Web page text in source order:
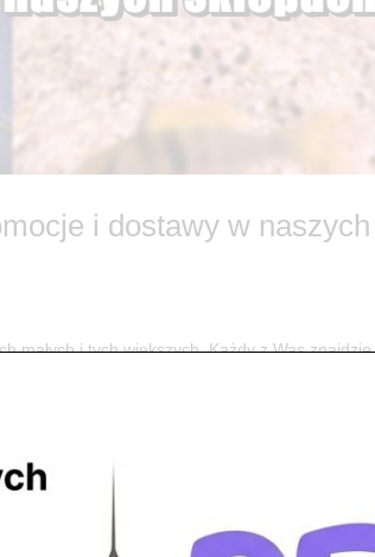
i dostawy w naszych
małych i tych większych. Każdy z Was